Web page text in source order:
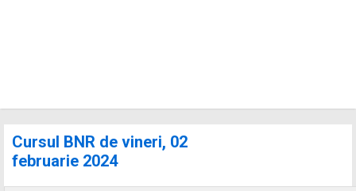
Cursul BNR de vineri, 02
februarie 2024